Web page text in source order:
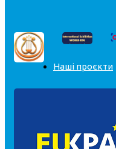
Наші проєкти